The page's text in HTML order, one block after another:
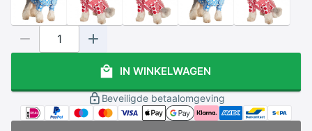
IN WINKELWAGEN
Beveiligde betaalomgeving